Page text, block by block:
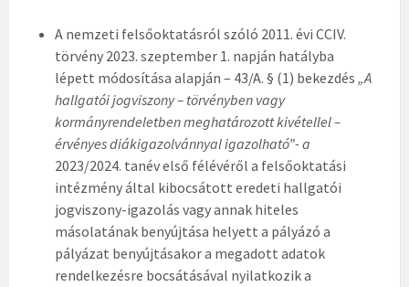
A nemzeti felsőoktatásról szóló 2011. évi CCIV.
törvény 2023. szeptember 1. napján hatályba
lépett módosítása alapján – 43/A. § (1) bekezdés „A
hallgatói jogviszony – törvényben vagy
kormányrendeletben meghatározott kivétellel –
érvényes diákigazolvánnyal igazolható”- a
2023/2024. tanév első félévéről a felsőoktatási
intézmény által kibocsátott eredeti hallgatói
jogviszony-igazolás vagy annak hiteles
másolatának benyújtása helyett a pályázó a
pályázat benyújtásakor a megadott adatok
rendelkezésre bocsátásával nyilatkozik a